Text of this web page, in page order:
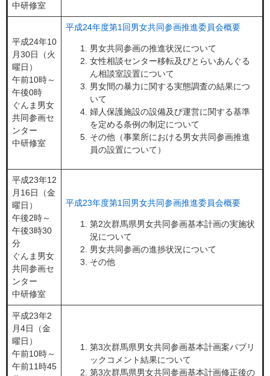
中研修室
平成24年10
月30日（火
曜日）
午前10時～
午後0時
ぐんま男女
共同参画セ
ンター
中研修室
平成24年度第1回男女共同参画推進委員会概要
男女共同参画の推進状況について
女性相談センター移転及びとらいあんぐる
ん相談室設置について
男女間の暴力に関する実態調査の結果につ
いて
婦人保護施設の設備及び運営に関する基準
を定める条例の制定について
その他（事業所における男女共同参画推進
員の設置について）
平成23年12
月16日（金
曜日）
午後2時～
午後3時30
分
ぐんま男女
共同参画セ
ンター
中研修室
平成23年度第1回男女共同参画推進委員会概要
第2次群馬県男女共同参画基本計画の実施状
況について
男女共同参画の進捗状況について
その他
平成23年2
月4日（金
曜日）
午前10時～
午前11時45
第3次群馬県男女共同参画基本計画案パブリ
ックコメント結果について
第3次群馬県男女共同参画基本計画修正後の